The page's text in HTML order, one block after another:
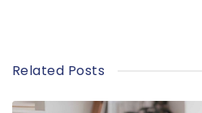
Related Posts